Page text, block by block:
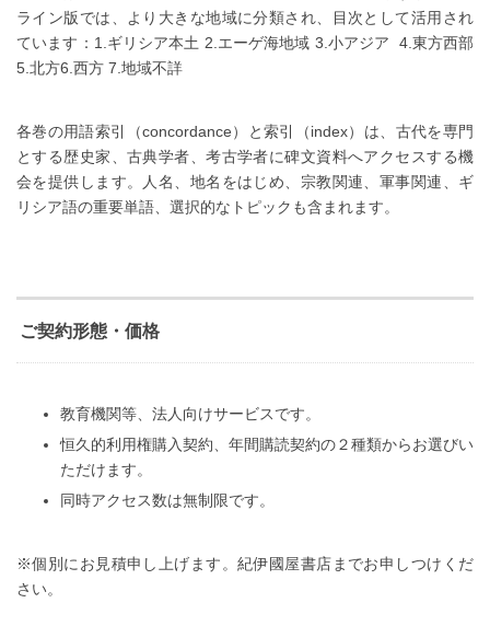
ライン版では、より大きな地域に分類され、目次として活用され
ています：1.ギリシア本土 2.エーゲ海地域 3.小アジア 4.東方西部
5.北方6.西方 7.地域不詳
各巻の用語索引（concordance）と索引（index）は、古代を専門
とする歴史家、古典学者、考古学者に碑文資料へアクセスする機
会を提供します。人名、地名をはじめ、宗教関連、軍事関連、ギ
リシア語の重要単語、選択的なトピックも含まれます。
ご契約形態・価格
教育機関等、法人向けサービスです。
恒久的利用権購入契約、年間購読契約の２種類からお選びい
ただけます。
同時アクセス数は無制限です。
※個別にお見積申し上げます。紀伊國屋書店までお申しつけくだ
さい。